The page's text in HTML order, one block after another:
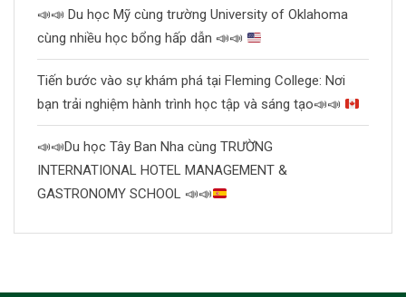
📣📣 Du học Mỹ cùng trường University of Oklahoma
cùng nhiều học bổng hấp dẫn 📣📣
Tiến bước vào sự khám phá tại Fleming College: Nơi
bạn trải nghiệm hành trình học tập và sáng tạo📣📣
📣📣Du học Tây Ban Nha cùng TRƯỜNG
INTERNATIONAL HOTEL MANAGEMENT &
GASTRONOMY SCHOOL 📣📣